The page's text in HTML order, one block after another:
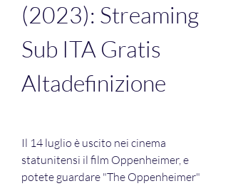
(2023): Streaming
Sub ITA Gratis
Altadefinizione
Il 14 luglio è uscito nei cinema
statunitensi il film Oppenheimer, e
potete guardare "The Oppenheimer"